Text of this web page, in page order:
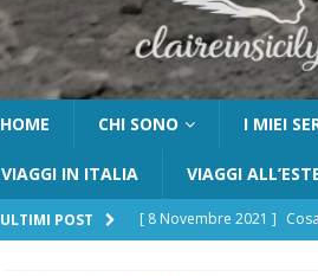
HOME CHI SONO I MIEI
VIAGGI IN ITALIA VIAGGI
ULTIMI POST [ 8 Novembre 2021 ]